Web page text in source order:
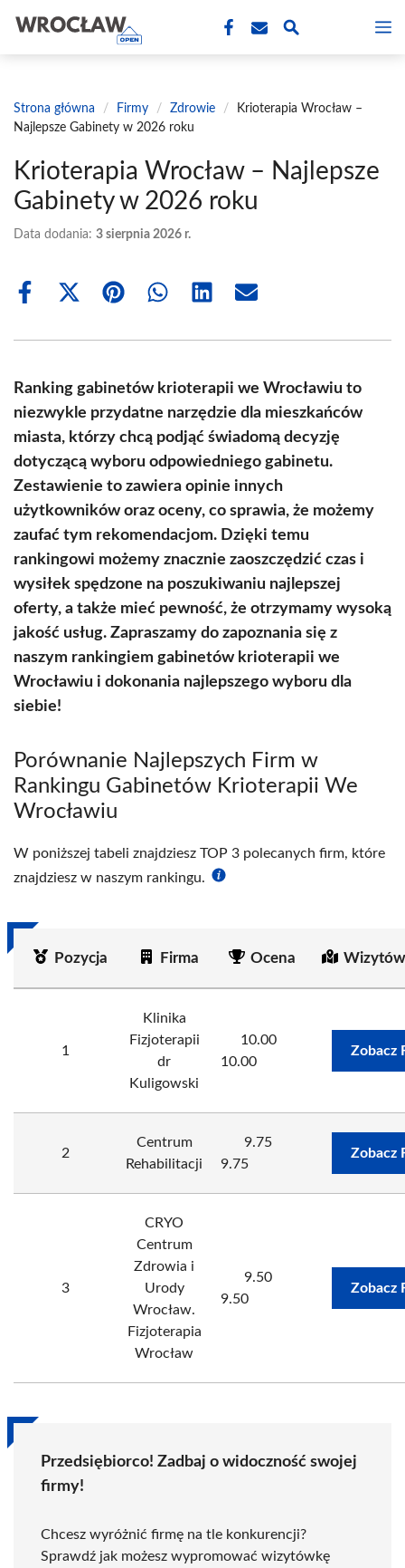
treści
Strona główna / Firmy / Zdrowie /
Krioterapia Wrocław –
Najlepsze Gabinety w 2026 roku
Krioterapia Wrocław – Najlepsze
Gabinety w 2026 roku
Data dodania: 3 sierpnia 2026 r.
Share
Share
(Twitter)
Share Share Share Share
Ranking gabinetów krioterapii we Wrocławiu to
niezwykle przydatne narzędzie dla mieszkańców
miasta, którzy chcą podjąć świadomą decyzję
dotyczącą wyboru odpowiedniego gabinetu.
Zestawienie to zawiera opinie innych
użytkowników oraz oceny, co sprawia, że możemy
zaufać tym rekomendacjom. Dzięki temu
rankingowi możemy znacznie zaoszczędzić czas i
wysiłek spędzone na poszukiwaniu najlepszej
oferty, a także mieć pewność, że otrzymamy wysoką
jakość usług. Zapraszamy do zapoznania się z
naszym rankingiem gabinetów krioterapii we
Wrocławiu i dokonania najlepszego wyboru dla
siebie!
Porównanie Najlepszych Firm w
Rankingu Gabinetów Krioterapii We
Wrocławiu
W poniższej tabeli znajdziesz TOP 3 polecanych firm, które
znajdziesz w naszym rankingu.
Pozycja Firma Ocena
1
Klinika
Fizjoterapii
dr
Kuligowski
10.00
10.00
Zobacz
2
Centrum
Rehabilitacji
9.75
9.75
Zobacz
3
CRYO
Centrum
Zdrowia i
Urody
Wrocław.
Fizjoterapia
Wrocław
9.50
9.50
Zobacz
Przedsiębiorco! Zadbaj o widoczność swojej
firmy!
Chcesz wyróżnić firmę na tle konkurencji?
Sprawdź jak możesz wypromować wizytówkę